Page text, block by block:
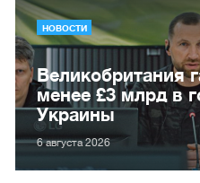
НОВОСТИ
Великобритания
менее £3 млрд в
Украины
6 августа 2026